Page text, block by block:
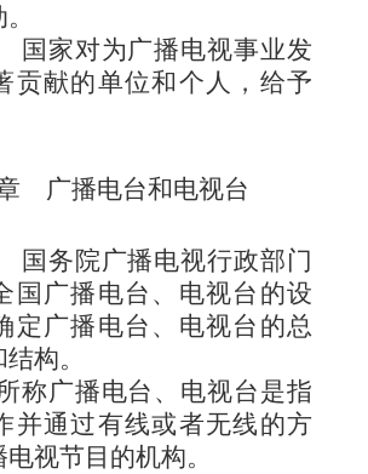
国家对为广播电视事业发
贡献的单位和个人，给予
广播电台和电视台
国务院广播电视行政部门
国广播电台、电视台的设
定广播电台、电视台的总
构。
称广播电台、电视台是指
并通过有线或者无线的方
视节目的机构。